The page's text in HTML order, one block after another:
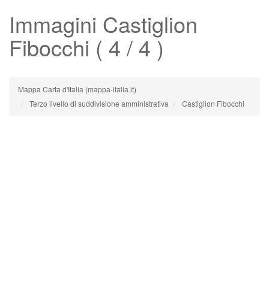
Immagini Castiglion
Fibocchi ( 4 / 4 )
Mappa Carta d'Italia (mappa-italia.it)
Terzo livello di suddivisione amministrativa
Castiglion Fibocchi